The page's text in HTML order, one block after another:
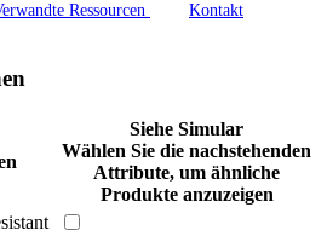
Ressourcen Kontakt
Siehe Simular
Wählen Sie die nachstehenden
Attribute, um ähnliche
Produkte anzuzeigen